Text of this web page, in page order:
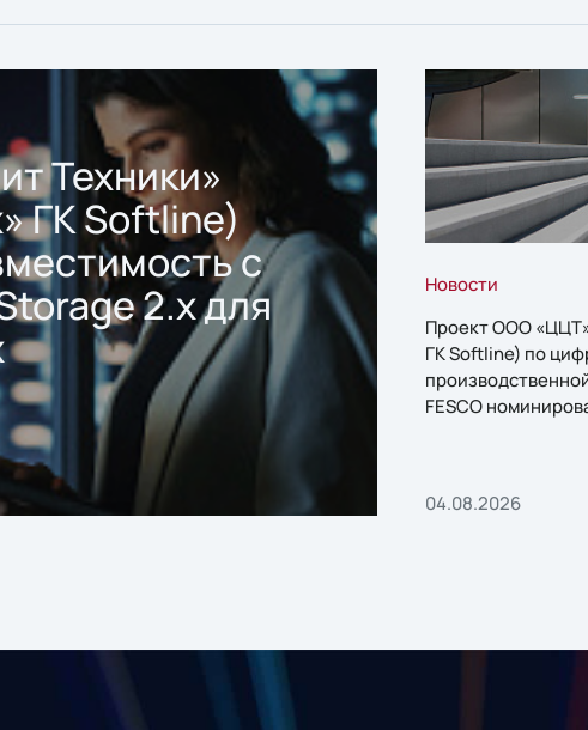
Техники»
ГК Softline)
с
2.x для
Новости
Проект ООО
ГК Softline) по
FESCO
04.08.2026